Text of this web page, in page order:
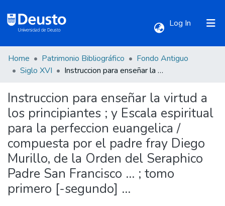
Log In (current)
Communities & Collections
All of DSpace
Statistics
Home Patrimonio Bibliográfico
Fondo Antiguo
Siglo XVI
Instruccion para enseñar la virtud a los principiantes ; y Escala espiritual para la perfeccion euangelica / compuesta por el padre fray Diego Murillo, de la Orden del Seraphico Padre San Francisco ... ; tomo primero [-segundo] ...
Instruccion para enseñar la virtud a
los principiantes ; y Escala espiritual
para la perfeccion euangelica /
compuesta por el padre fray Diego
Murillo, de la Orden del Seraphico
Padre San Francisco ... ; tomo
primero [-segundo] ...